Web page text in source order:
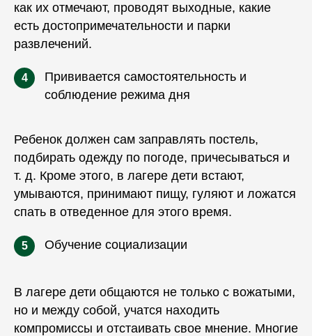
как их отмечают, проводят выходные, какие
есть достопримечательности и парки
развлечений.
4
Прививается самостоятельность и
соблюдение режима дня
Ребенок должен сам заправлять постель,
подбирать одежду по погоде, причесываться и
т. д. Кроме этого, в лагере дети встают,
умываются, принимают пищу, гуляют и ложатся
спать в отведенное для этого время.
5 Обучение социализации
В лагере дети общаются не только с вожатыми,
но и между собой, учатся находить
компромиссы и отстаивать свое мнение. Многие